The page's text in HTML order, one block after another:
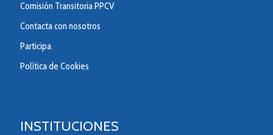
Comisión Transitoria PPCV
Contacta con nosotros
Participa
Política de Cookies
INSTITUCIONES